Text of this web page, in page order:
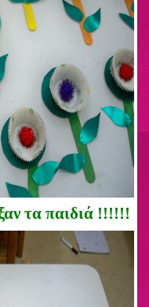
τα παιδιά !!!!!!